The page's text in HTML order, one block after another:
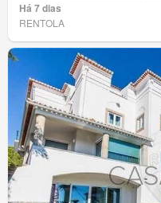
Há 7 dias
RENTOLA